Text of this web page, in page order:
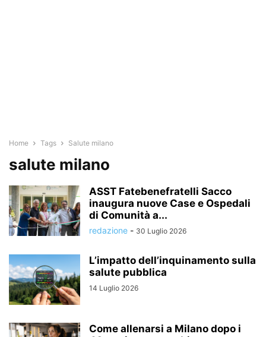
Home Tags Salute milano
salute milano
ASST Fatebenefratelli Sacco
inaugura nuove Case e Ospedali
di Comunità a...
redazione - 30 Luglio 2026
L’impatto dell’inquinamento sulla
salute pubblica
14 Luglio 2026
Come allenarsi a Milano dopo i